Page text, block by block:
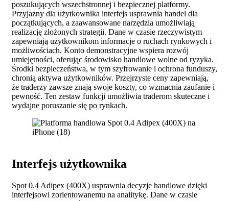
poszukujących wszechstronnej i bezpiecznej platformy.
Przyjazny dla użytkownika interfejs usprawnia handel dla
początkujących, a zaawansowane narzędzia umożliwiają
realizację złożonych strategii. Dane w czasie rzeczywistym
zapewniają użytkownikom informacje o ruchach rynkowych i
możliwościach. Konto demonstracyjne wspiera rozwój
umiejętności, oferując środowisko handlowe wolne od ryzyka.
Środki bezpieczeństwa, w tym szyfrowanie i ochrona funduszy,
chronią aktywa użytkowników. Przejrzyste ceny zapewniają,
że traderzy zawsze znają swoje koszty, co wzmacnia zaufanie i
pewność. Ten zestaw funkcji umożliwia traderom skuteczne i
wydajne poruszanie się po rynkach.
Interfejs użytkownika
Spot 0.4 Adipex (400X) usprawnia decyzje handlowe dzięki
interfejsowi zorientowanemu na analitykę. Dane w czasie